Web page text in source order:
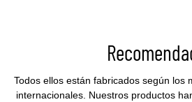
Todos ellos están fabricados según los
internacionales. Nuestros productos